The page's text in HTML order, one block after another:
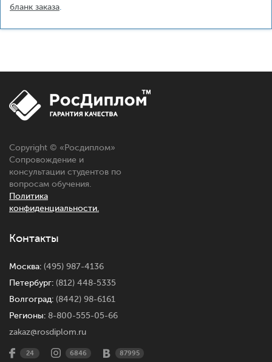
бланк заказа
Copyright © «Росдиплом»
Сопровождение и
консультации студентов по
вопросам обучения.
Политика
конфиденциальности.
Контакты
Москва: (495) 987-4136
Петербург: (812) 448-5335
Волгоград: (8442) 98-6161
Регионы: 8-800-555-05-66
zakaz@rosdiplom.ru
24 6846 87995